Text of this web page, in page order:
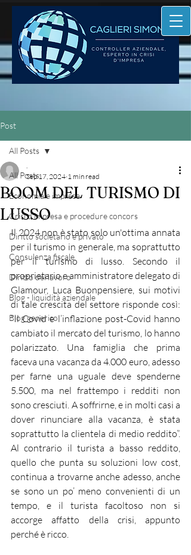
Post
All Posts
Economia e imprese
Crisi d'impresa e procedure concors
Diritto societario e privato
Consulenza fiscale
Diritto del lavoro
Blog - liquidità aziendale
Blog generico
All Posts
BOOM DEL TURISMO DI
LUSSO
.
Sep 17, 2024 1 min read
Il 2024 non è stato solo un'ottima annata
per il turismo in generale, ma soprattutto
per il turismo di lusso. Secondo il
proprietario e amministratore delegato di
Glamour, Luca Buonpensiere, sui motivi
di tale crescita del settore risponde così:
“Il Covid e l’inflazione post-Covid hanno
cambiato il mercato del turismo, lo hanno
polarizzato. Una famiglia che prima
faceva una vacanza da 4.000 euro, adesso
per farne una uguale deve spenderne
5.500, ma nel frattempo i redditi non
sono cresciuti. A soffrirne, e in molti casi a
dover rinunciare alla vacanza, è stata
soprattutto la clientela di medio reddito”.
Al contrario il turista a basso reddito,
quello che punta su soluzioni low cost,
continua a trovarne anche adesso, anche
se sono un po’ meno convenienti di un
tempo, e il turista facoltoso non si
accorge affatto della crisi, appunto
perché è ricco.